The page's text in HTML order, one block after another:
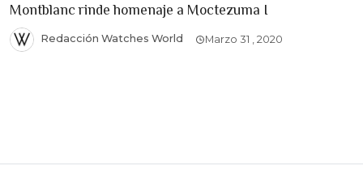
Montblanc rinde homenaje a Moctezuma I
Redacción Watches World Marzo 31 , 2020